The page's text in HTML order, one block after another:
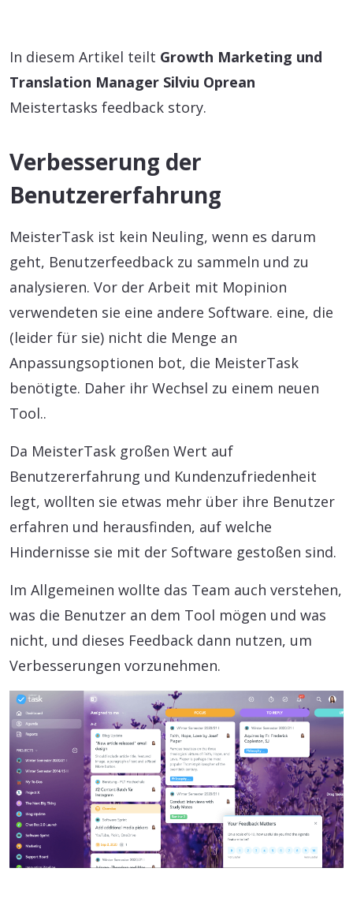
In diesem Artikel teilt Growth Marketing und
Translation Manager Silviu Oprean
Meistertasks feedback story.
Verbesserung der
Benutzererfahrung
MeisterTask ist kein Neuling, wenn es darum
geht, Benutzerfeedback zu sammeln und zu
analysieren. Vor der Arbeit mit Mopinion
verwendeten sie eine andere Software. eine, die
(leider für sie) nicht die Menge an
Anpassungsoptionen bot, die MeisterTask
benötigte. Daher ihr Wechsel zu einem neuen
Tool..
Da MeisterTask großen Wert auf
Benutzererfahrung und Kundenzufriedenheit
legt, wollten sie etwas mehr über ihre Benutzer
erfahren und herausfinden, auf welche
Hindernisse sie mit der Software gestoßen sind.
Im Allgemeinen wollte das Team auch verstehen,
was die Benutzer an dem Tool mögen und was
nicht, und dieses Feedback dann nutzen, um
Verbesserungen vorzunehmen.